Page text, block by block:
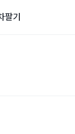
팔기